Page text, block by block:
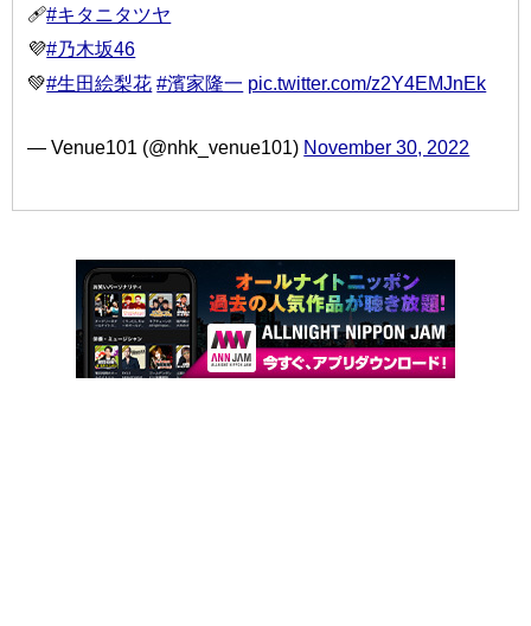
🩹#キタニタツヤ
💜#乃木坂46
💚#生田絵梨花 #濱家隆一 pic.twitter.com/z2Y4EMJnEk
— Venue101 (@nhk_venue101) November 30, 2022